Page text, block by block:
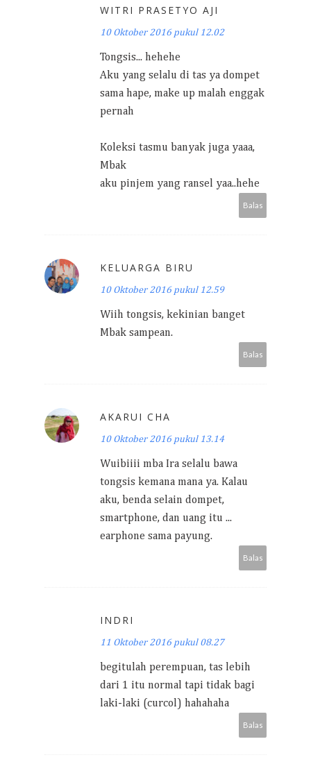
WITRI PRASETYO AJI
10 Oktober 2016 pukul 12.02
Tongsis... hehehe
Aku yang selalu di tas ya dompet
sama hape, make up malah enggak
pernah
Koleksi tasmu banyak juga yaaa,
Mbak
aku pinjem yang ransel yaa..hehe
Balas
KELUARGA BIRU
10 Oktober 2016 pukul 12.59
Wiih tongsis, kekinian banget
Mbak sampean.
Balas
AKARUI CHA
10 Oktober 2016 pukul 13.14
Wuibiiii mba Ira selalu bawa
tongsis kemana mana ya. Kalau
aku, benda selain dompet,
smartphone, dan uang itu ...
earphone sama payung.
Balas
INDRI
11 Oktober 2016 pukul 08.27
begitulah perempuan, tas lebih
dari 1 itu normal tapi tidak bagi
laki-laki (curcol) hahahaha
Balas